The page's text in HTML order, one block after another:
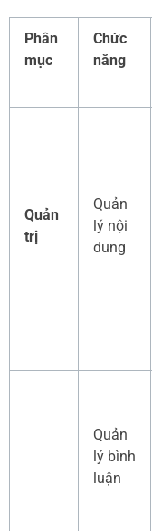
Phân
mục
Chức
năng
Quản
trị
Quản
lý nội
dung
Quản
lý bình
luận